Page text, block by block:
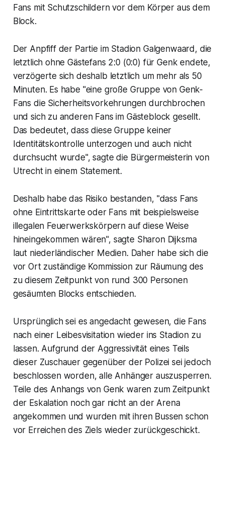
Fans mit Schutzschildern vor dem Körper aus dem
Block.
Der Anpfiff der Partie im Stadion Galgenwaard, die
letztlich ohne Gästefans 2:0 (0:0) für Genk endete,
verzögerte sich deshalb letztlich um mehr als 50
Minuten. Es habe "eine große Gruppe von Genk-
Fans die Sicherheitsvorkehrungen durchbrochen
und sich zu anderen Fans im Gästeblock gesellt.
Das bedeutet, dass diese Gruppe keiner
Identitätskontrolle unterzogen und auch nicht
durchsucht wurde", sagte die Bürgermeisterin von
Utrecht in einem Statement.
Deshalb habe das Risiko bestanden, "dass Fans
ohne Eintrittskarte oder Fans mit beispielsweise
illegalen Feuerwerkskörpern auf diese Weise
hineingekommen wären", sagte Sharon Dijksma
laut niederländischer Medien. Daher habe sich die
vor Ort zuständige Kommission zur Räumung des
zu diesem Zeitpunkt von rund 300 Personen
gesäumten Blocks entschieden.
Ursprünglich sei es angedacht gewesen, die Fans
nach einer Leibesvisitation wieder ins Stadion zu
lassen. Aufgrund der Aggressivität eines Teils
dieser Zuschauer gegenüber der Polizei sei jedoch
beschlossen worden, alle Anhänger auszusperren.
Teile des Anhangs von Genk waren zum Zeitpunkt
der Eskalation noch gar nicht an der Arena
angekommen und wurden mit ihren Bussen schon
vor Erreichen des Ziels wieder zurückgeschickt.